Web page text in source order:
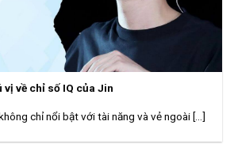
vị về chỉ số IQ của Jin
chỉ nổi bật với tài năng và vẻ ngoài [...]